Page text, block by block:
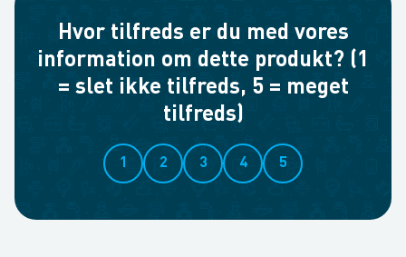
Hvor tilfreds er du med vores
information om dette produkt? (1
= slet ikke tilfreds, 5 = meget
tilfreds)
1 2 3 4 5